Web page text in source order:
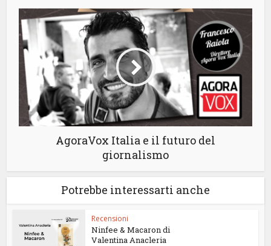
AgoraVox Italia e il futuro del
giornalismo
Potrebbe interessarti anche
Recensioni
Ninfee & Macaron di
Valentina Anacleria